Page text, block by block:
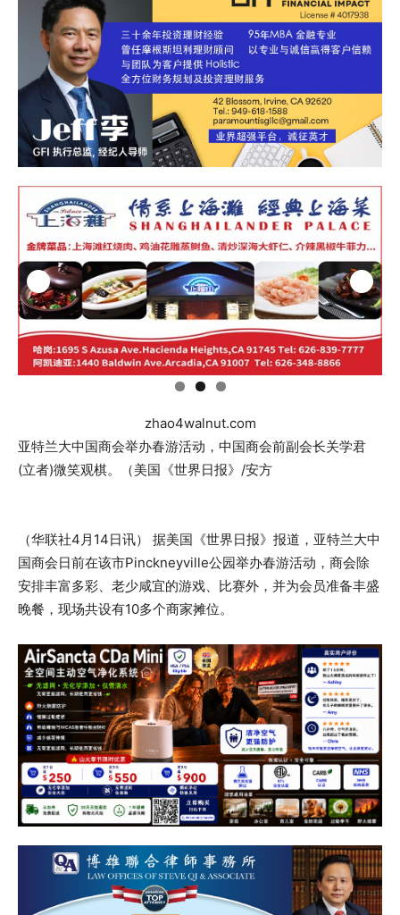
zhao4walnut.com
亚特兰大中国商会举办春游活动，中国商会前副会长关学君
(立者)微笑观棋。（美国《世界日报》/安方
（华联社4月14日讯） 据美国《世界日报》报道，亚特兰大中
国商会日前在该市Pinckneyville公园举办春游活动，商会除
安排丰富多彩、老少咸宜的游戏、比赛外，并为会员准备丰盛
晚餐，现场共设有10多个商家摊位。